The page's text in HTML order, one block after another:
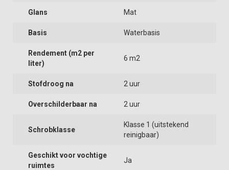
Glans Mat
Basis Waterbasis
Rendement (m2 per
liter)
6 m2
Stofdroog na 2 uur
Overschilderbaar na 2 uur
Schrobklasse
Klasse 1 (uitstekend
reinigbaar)
Geschikt voor vochtige
ruimtes
Ja